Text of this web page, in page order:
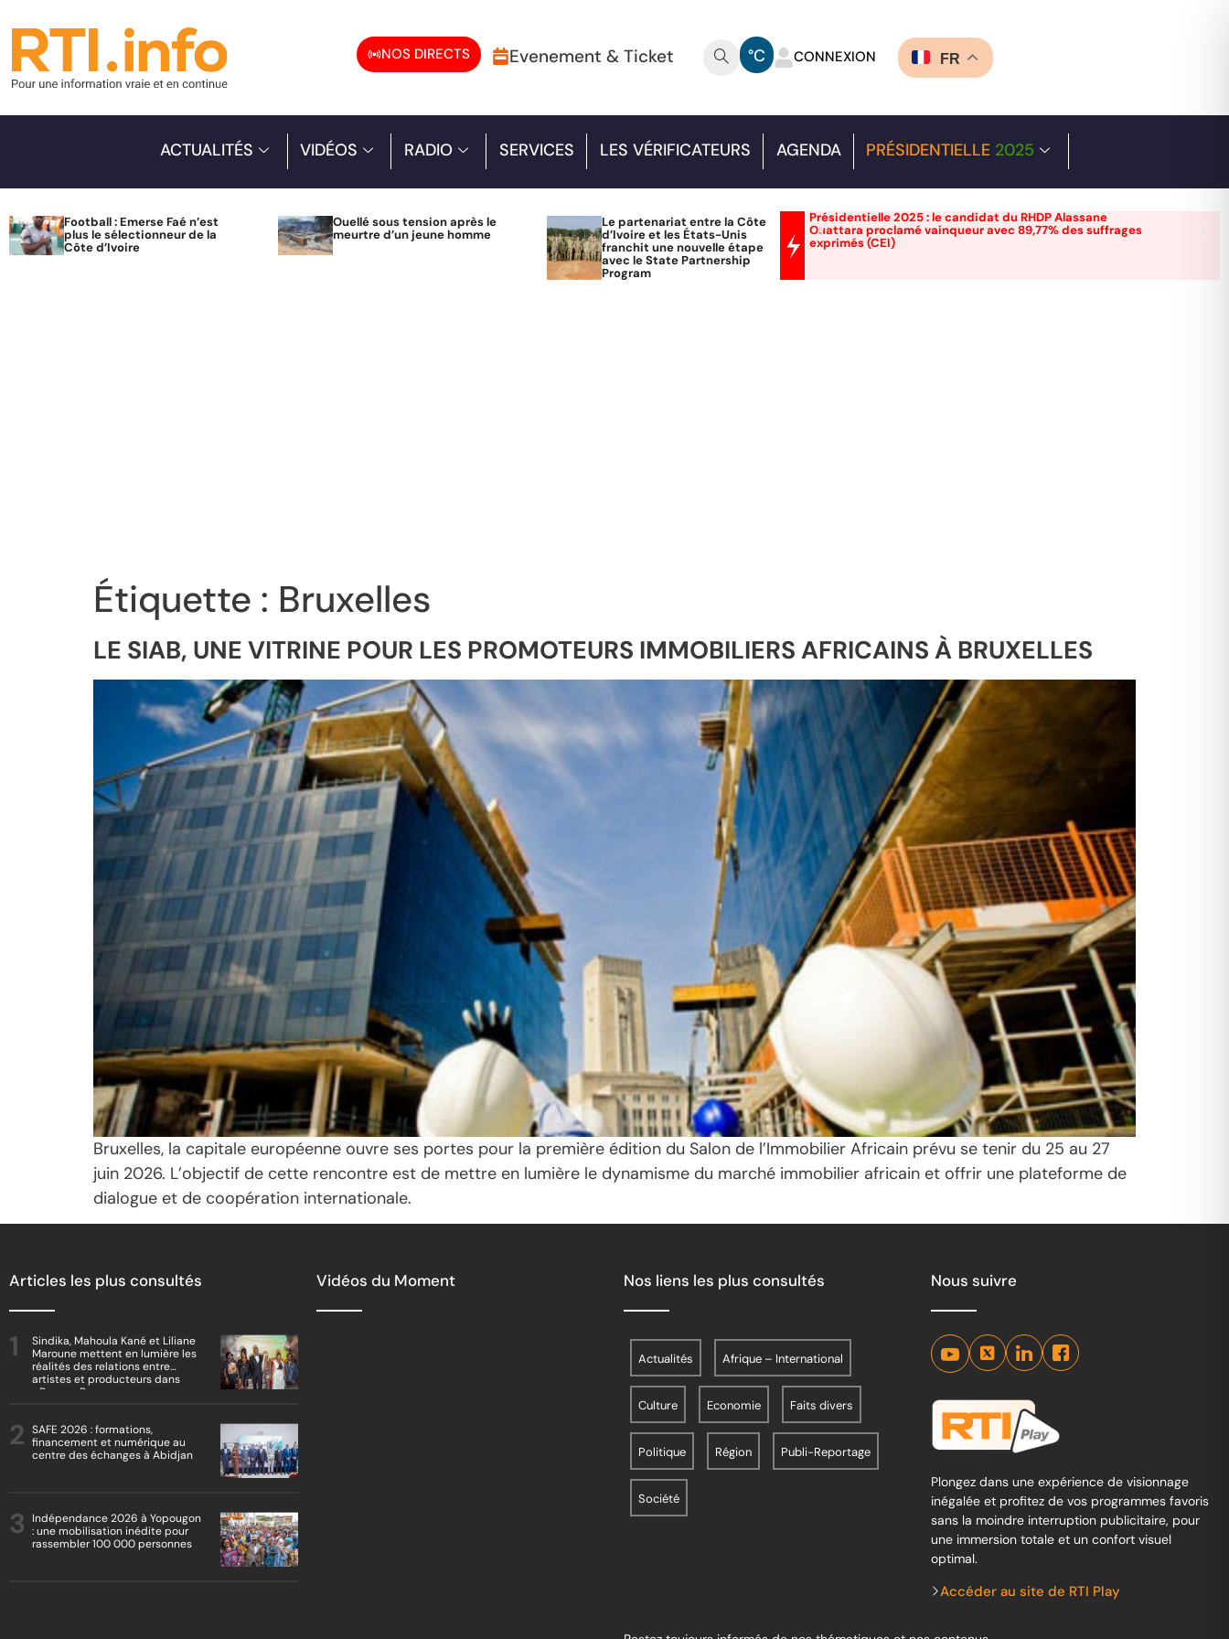
NOS DIRECTS Evenement & Ticket °C CONNEXION FR
ACTUALITÉS VIDÉOS RADIO SERVICES LES VÉRIFICATEURS AGENDA PRÉSIDENTIELLE 2025
Football : Emerse Faé n’est
plus le sélectionneur de la
Côte d’Ivoire
Ouellé sous tension après le
meurtre d’un jeune homme
Le partenariat entre la Côte
d’Ivoire et les États-Unis
franchit une nouvelle étape
avec le State Partnership
Program
Présidentielle 2025 : le candidat du RHDP Alassane
Ouattara proclamé vainqueur avec 89,77% des suffrages
exprimés (CEI)
Étiquette : Bruxelles
LE SIAB, UNE VITRINE POUR LES PROMOTEURS IMMOBILIERS AFRICAINS À BRUXELLES
Bruxelles, la capitale européenne ouvre ses portes pour la première édition du Salon de l’Immobilier Africain prévu se tenir du 25 au 27
juin 2026. L’objectif de cette rencontre est de mettre en lumière le dynamisme du marché immobilier africain et offrir une plateforme de
dialogue et de coopération internationale.
Articles les plus consultés
Sindika, Mahoula Kané et Liliane
Maroune mettent en lumière les
réalités des relations entre
artistes et producteurs dans
« Boss vs Boss »
SAFE 2026 : formations,
financement et numérique au
centre des échanges à Abidjan
Indépendance 2026 à Yopougon
: une mobilisation inédite pour
rassembler 100 000 personnes
Vidéos du Moment Nos liens les plus consultés
Actualités Afrique – International
Culture Economie Faits divers
Politique Région Publi-Reportage
Société
Nous suivre
Plongez dans une expérience de visionnage
inégalée et profitez de vos programmes favoris
sans la moindre interruption publicitaire, pour
une immersion totale et un confort visuel
optimal.
Accéder au site de RTI Play